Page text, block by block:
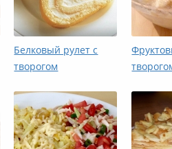
Белковый рулет с
творогом